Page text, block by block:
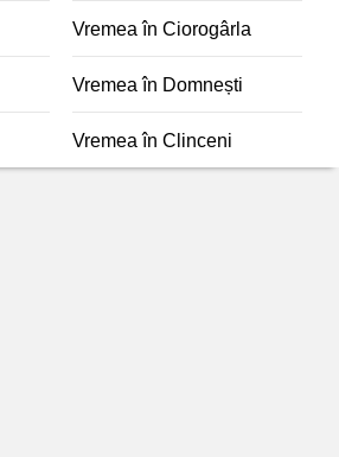
Vremea în Ciorogârla
Vremea în Domnești
Vremea în Clinceni